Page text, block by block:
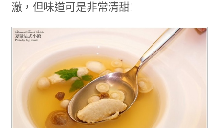
澈，但味道可是非常清甜!